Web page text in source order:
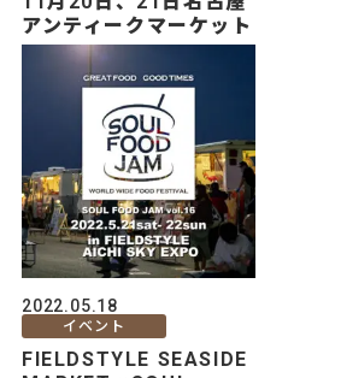
アンティークマーケット
2022.05.18
イベント
FIELDSTYLE SEASIDE